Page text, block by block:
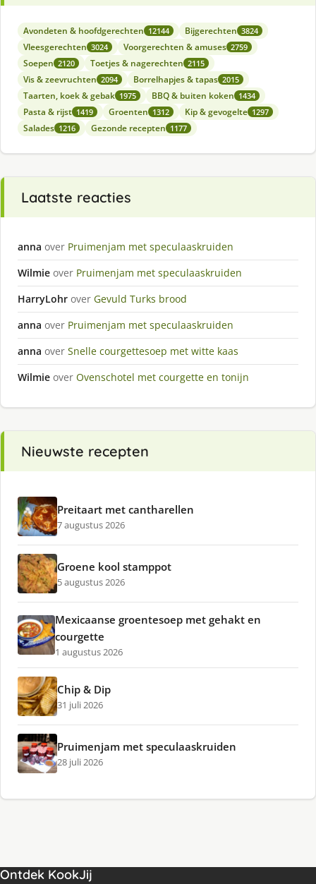
Avondeten & hoofdgerechten 12144 Bijgerechten 3824
Vleesgerechten 3024 Voorgerechten & amuses 2759
Soepen 2120 Toetjes & nagerechten 2115
Vis & zeevruchten 2094 Borrelhapjes & tapas 2015
Taarten, koek & gebak 1975 BBQ & buiten koken 1434
Pasta & rijst 1419 Groenten 1312 Kip & gevogelte 1297
Salades 1216 Gezonde recepten 1177
Laatste reacties
anna over Pruimenjam met speculaaskruiden
Wilmie over Pruimenjam met speculaaskruiden
HarryLohr over Gevuld Turks brood
anna over Pruimenjam met speculaaskruiden
anna over Snelle courgettesoep met witte kaas
Wilmie over Ovenschotel met courgette en tonijn
Nieuwste recepten
Preitaart met cantharellen
7 augustus 2026
Groene kool stamppot
5 augustus 2026
Mexicaanse groentesoep met gehakt en
courgette
1 augustus 2026
Chip & Dip
31 juli 2026
Pruimenjam met speculaaskruiden
28 juli 2026
Ontdek KookJij